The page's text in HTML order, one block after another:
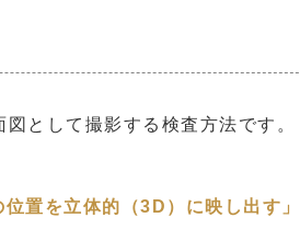
として撮影する検査方法です。
置を立体的（3D）に映し出す」